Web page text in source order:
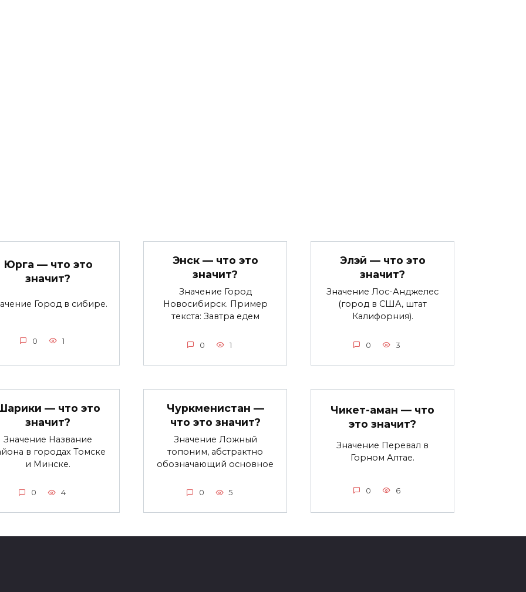
Юрга — что это
значит?
Город в сибире.
0 1
Энск — что это
значит?
Значение Город
Новосибирск. Пример
текста: Завтра едем
0 1
Элэй — что это
значит?
Значение Лос-Анджелес
(город в США, штат
Калифорния).
0 3
— что это
значит?
Значение Название
в городах Томске
и Минске.
0 4
Чуркменистан —
что это значит?
Значение Ложный
топоним, абстрактно
обозначающий основное
0 5
Чикет-аман — что
это значит?
Значение Перевал в
Горном Алтае.
0 6